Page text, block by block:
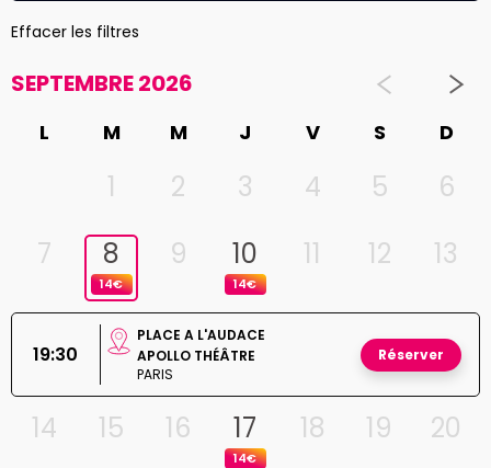
Effacer les filtres
SEPTEMBRE 2026
L M M J V S D
1 2 3 4 5
6
7
8
14€
9 10
14€
11 12 13
19:30
PLACE A L'AUDACE
APOLLO THÉÂTRE
PARIS
Réserver
14 15 16 17
14€
18 19
20